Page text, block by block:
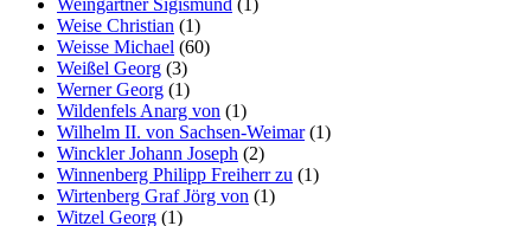
Weise Christian (1)
Weisse Michael (60)
Weißel Georg (3)
Werner Georg (1)
Wildenfels Anarg von (1)
Wilhelm II. von Sachsen-Weimar(1)
Winckler Johann Joseph (2)
Winnenberg Philipp Freiherr zu (1)
Wirtenberg Graf Jörg von (1)
Witzel Georg (1)